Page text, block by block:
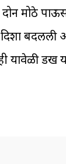
मोठे
बदलली
यावेळी डख